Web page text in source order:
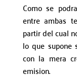
Como se
entre ambas
partir del cual
lo que supone
con la mera
emision.